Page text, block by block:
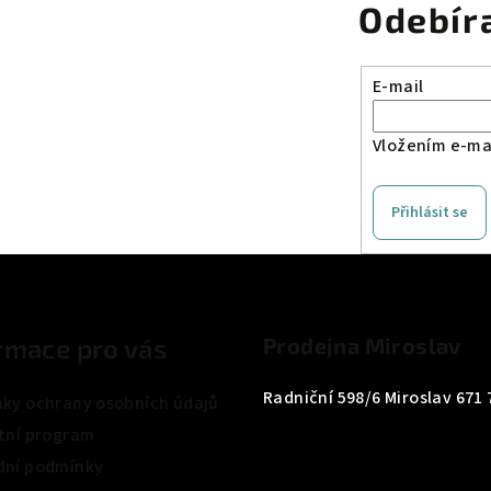
E-mail
Vložením e-
Přihlásit se
Radniční 598/6 Miroslav 671